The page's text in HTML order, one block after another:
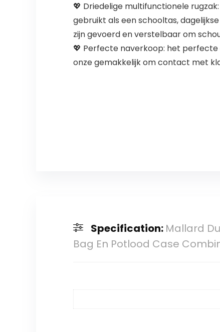
💖 Driedelige multifunctionele
gebruikt als een schooltas,
zijn gevoerd en verstelbaar om
💖 Perfecte naverkoop: het perfecte
onze gemakkelijk om contact met
Specification: Mallard
Bag En Potlood Case